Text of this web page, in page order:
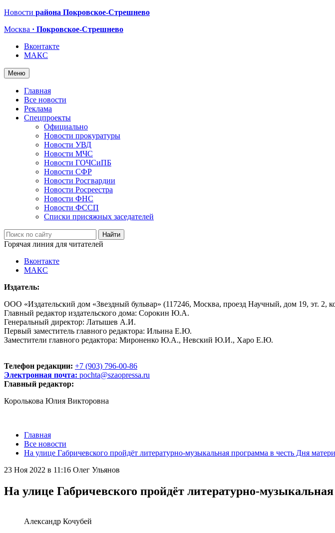
Новости района Покровское-Стрешнево
Москва · Покровское-Стрешнево
Вконтакте
МАКС
Меню
Главная
Все новости
Реклама
Спецпроекты
Официально
Новости прокуратуры
Новости УВД
Новости МЧС
Новости ГОЧСиПБ
Новости СФР
Новости Росгвардии
Новости Росреестра
Новости ФНС
Новости ФССП
Списки присяжных заседателей
Горячая линия для читателей
Вконтакте
МАКС
Издатель:
ООО «Издательский дом «Звездный бульвар» (117246, Москва, проезд Научный, дом 19, эт. 2,
Главный редактор издательского дома: Сорокин Ю.А.
Генеральный директор: Латышев А.И.
Первый заместитель главного редактора: Ильина Е.Ю.
Заместители главного редактора: Мироненко Ю.А., Невский Ю.И., Харо Е.Ю.
Телефон редакции: +7 (903) 796-00-86
Электронная почта: pochta@szaopressa.ru
Главный редактор:
Королькова Юлия Викторовна
Главная
Все новости
На улице Габричевского пройдёт литературно-музыкальная программа в честь Дня матери
23 Ноя 2022 в 11:16 Олег Ульянов
На улице Габричевского пройдёт литературно-
Александр Кочубей